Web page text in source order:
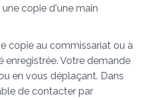
copie d'une main
copie au commissariat ou à
enregistrée. Votre demande
en vous déplaçant. Dans
de contacter par